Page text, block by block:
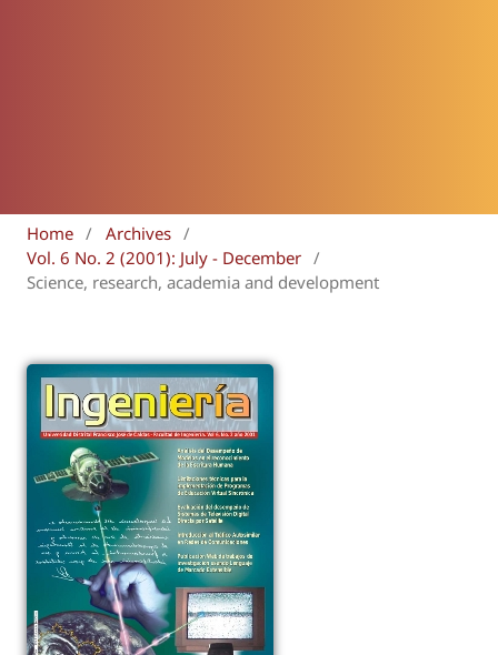
Home / Archives /
Vol. 6 No. 2 (2001): July - December /
Science, research, academia and development